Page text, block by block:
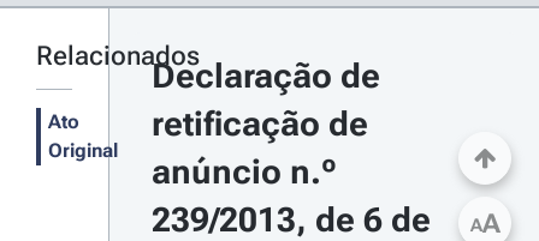
Relacionados
Ato
Original
Declaração de
retificação de
anúncio n.º
239/2013, de 6 de
AA